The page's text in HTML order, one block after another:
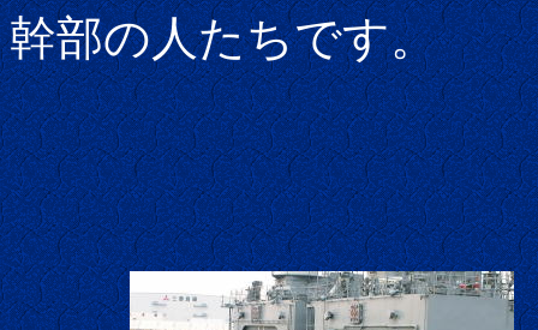
幹部の人たちです。